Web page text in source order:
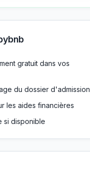
gratuit dans vos
du dossier d'admission
les aides financières
si disponible